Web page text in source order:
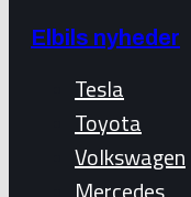
Elbils nyheder
Tesla
Toyota
Volkswagen